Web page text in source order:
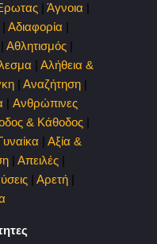
| Άγνοια |
| Αδιαφορία |
| Αθλητισμός |
| Αλήθεια &
| Αναζήτηση |
| Ανθρώπινες
& Κάθοδος|
| Αξία &
| Απειλές |
| Αρετή|